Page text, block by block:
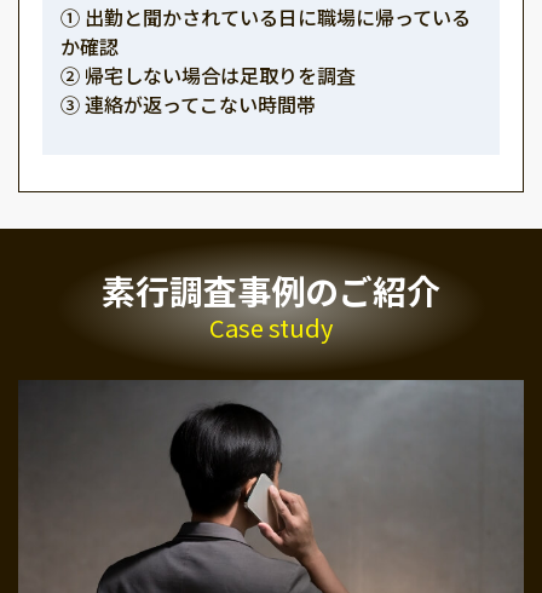
① 出勤と聞かされている日に職場に帰っている
か確認
② 帰宅しない場合は足取りを調査
③ 連絡が返ってこない時間帯
素行調査事例のご紹介
Case study